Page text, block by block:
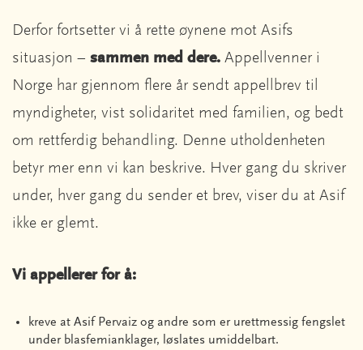
Derfor fortsetter vi å rette øynene mot Asifs
situasjon – sammen med dere. Appellvenner i
Norge har gjennom flere år sendt appellbrev til
myndigheter, vist solidaritet med familien, og bedt
om rettferdig behandling. Denne utholdenheten
betyr mer enn vi kan beskrive. Hver gang du skriver
under, hver gang du sender et brev, viser du at Asif
ikke er glemt.
Vi appellerer for å:
kreve at Asif Pervaiz og andre som er urettmessig fengslet
under blasfemianklager, løslates umiddelbart.